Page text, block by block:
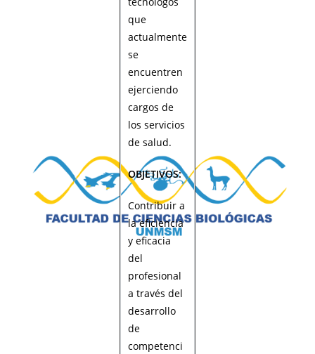
que
actualmente
se
encuentren
ejerciendo
cargos de
los servicios
de salud.
OBJETIVOS:
Contribuir a
la eficiencia
y eficacia
del
profesional
a través del
desarrollo
de
competenci